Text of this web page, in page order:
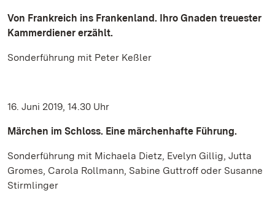
Von Frankreich ins Frankenland. Ihro Gnaden treuester
Kammerdiener erzählt.
Sonderführung mit Peter Keßler
16. Juni 2019, 14.30 Uhr
Märchen im Schloss. Eine märchenhafte Führung.
Sonderführung mit Michaela Dietz, Evelyn Gillig, Jutta
Gromes, Carola Rollmann, Sabine Guttroff oder Susanne
Stirmlinger